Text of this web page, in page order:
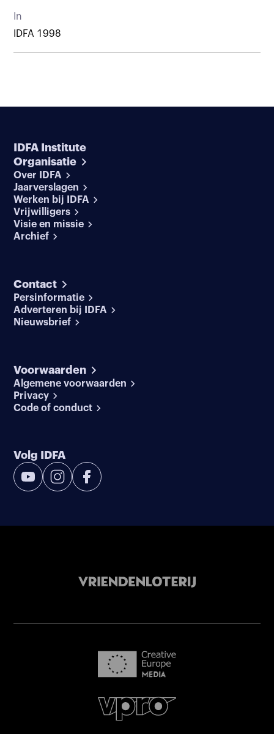
In
IDFA 1998
IDFA Institute
Organisatie
Over IDFA
Jaarverslagen
Werken bij IDFA
Vrijwilligers
Visie en missie
Archief
Contact
Persinformatie
Adverteren bij IDFA
Nieuwsbrief
Voorwaarden
Algemene voorwaarden
Privacy
Code of conduct
Volg IDFA